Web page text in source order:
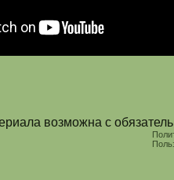
возможна с